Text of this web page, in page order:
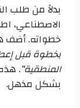
بدلاً من طلب
الاصطناعي،
خطواته. أضف
بخطوة قبل
المنطقية”.
بشكل مذهل.